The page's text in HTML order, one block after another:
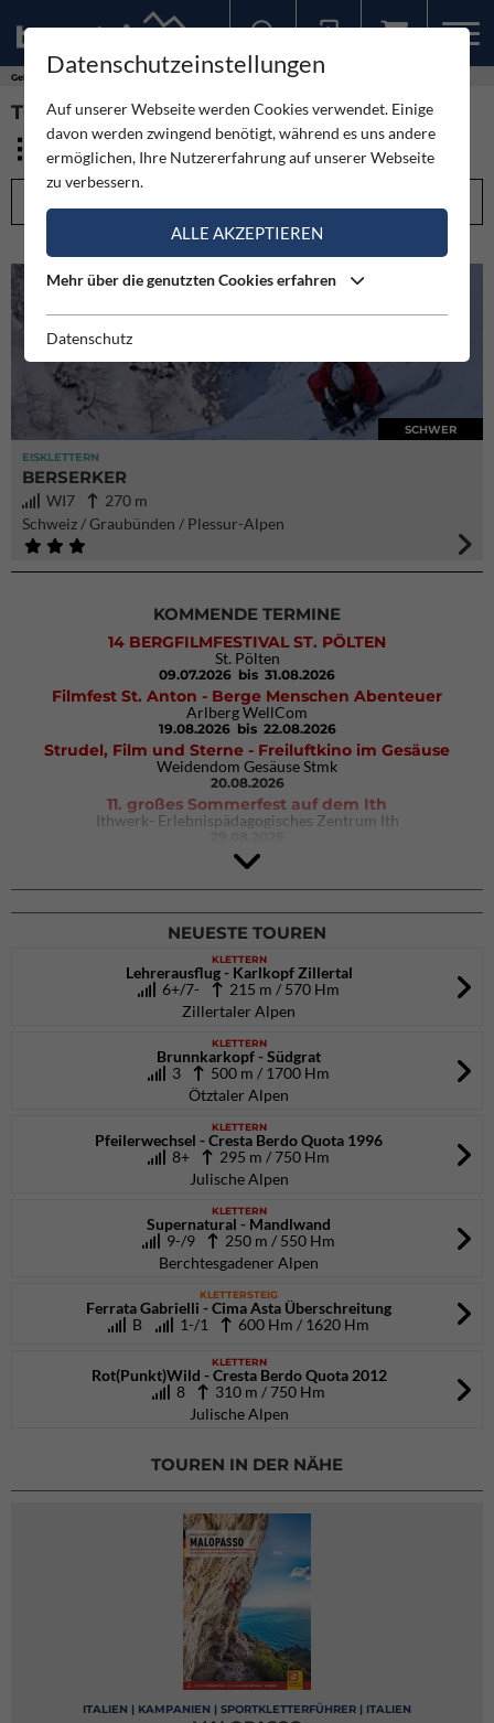
Gebirge
TOUREN - PLESSUR-ALPEN (1)
EISKLETTERN
SCHWER
BERSERKER
WI7
270 m
Schweiz / Graubünden / Plessur-Alpen
KOMMENDE TERMINE
14 BERGFILMFESTIVAL ST. PÖLTEN
St. Pölten
09.07.2026 bis 31.08.2026
Filmfest St. Anton - Berge Menschen Abenteuer
Arlberg WellCom
19.08.2026 bis 22.08.2026
Strudel, Film und Sterne - Freiluftkino im Gesäuse
Weidendom Gesäuse Stmk
20.08.2026
11. großes Sommerfest auf dem Ith
Ithwerk- Erlebnispädagogisches Zentrum Ith
4Blocs KIDS 2026
DAV Kletter- & Boulderzentrum München Süd (Thalkirchen)
26.09.2026
NEUESTE TOUREN
KLETTERN
Lehrerausflug - Karlkopf Zillertal
6+/7-
215 m / 570 Hm
Zillertaler Alpen
KLETTERN
Brunnkarkopf - Südgrat
3
500 m / 1700 Hm
Ötztaler Alpen
KLETTERN
Pfeilerwechsel - Cresta Berdo Quota 1996
8+
295 m / 750 Hm
Julische Alpen
KLETTERN
Supernatural - Mandlwand
9-/9
250 m / 550 Hm
Berchtesgadener Alpen
KLETTERSTEIG
Ferrata Gabrielli - Cima Asta Überschreitung
B
1-/1 600 Hm / 1620 Hm
KLETTERN
Rot(Punkt)Wild - Cresta Berdo Quota 2012
8
310 m / 750 Hm
Julische Alpen
TOUREN IN DER NÄHE
ITALIEN | KAMPANIEN | SPORTKLETTERFÜHRER | ITALIEN
Datenschutzeinstellungen
Auf unserer Webseite werden Cookies verwendet. Einige
davon werden zwingend benötigt, während es uns andere
ermöglichen, Ihre Nutzererfahrung auf unserer Webseite
zu verbessern.
ALLE AKZEPTIEREN
Mehr über die genutzten Cookies erfahren
Datenschutz